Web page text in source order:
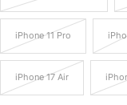
iPhone 11 Pro
iPhone 17 Air